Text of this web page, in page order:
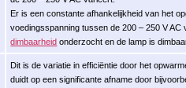
Er is een constante afhankelijkheid van het
voedingsspanning tussen de 200 – 250 V AC
dimbaarheid onderzocht en de lamp is
Dit is de variatie in efficiëntie door het
duidt op een significante afname door